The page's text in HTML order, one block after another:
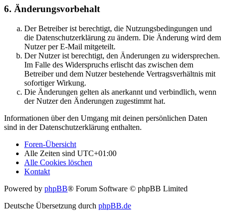
6. Änderungsvorbehalt
Der Betreiber ist berechtigt, die Nutzungsbedingungen und
die Datenschutzerklärung zu ändern. Die Änderung wird dem
Nutzer per E-Mail mitgeteilt.
Der Nutzer ist berechtigt, den Änderungen zu widersprechen.
Im Falle des Widerspruchs erlischt das zwischen dem
Betreiber und dem Nutzer bestehende Vertragsverhältnis mit
sofortiger Wirkung.
Die Änderungen gelten als anerkannt und verbindlich, wenn
der Nutzer den Änderungen zugestimmt hat.
Informationen über den Umgang mit deinen persönlichen Daten
sind in der Datenschutzerklärung enthalten.
Foren-Übersicht
Alle Zeiten sind UTC+01:00
Alle Cookies löschen
Kontakt
Powered by phpBB® Forum Software © phpBB Limited
Deutsche Übersetzung durch phpBB.de